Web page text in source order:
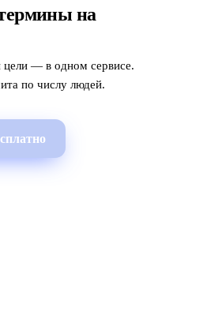
на
цели — в одном сервисе.
по числу людей.